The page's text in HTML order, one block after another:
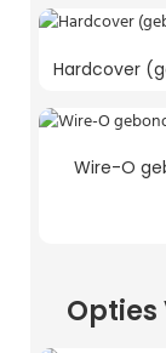
Hardcover
Wire-O
Opties